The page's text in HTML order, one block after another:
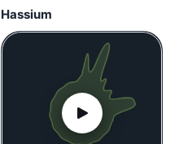
Hassium